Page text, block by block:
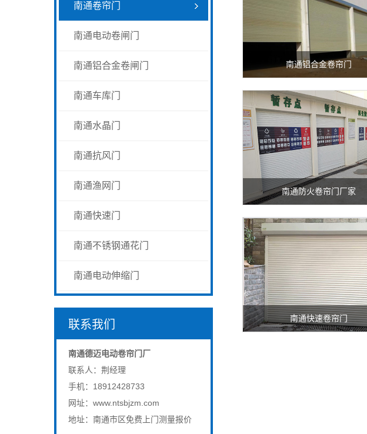
南通卷帘门
南通电动卷闸门
南通铝合金卷闸门
南通车库门
南通水晶门
南通抗风门
南通渔网门
南通快速门
南通不锈钢通花门
南通电动伸缩门
联系我们
南通德迈电动卷帘门厂
联系人：荆经理
手机：18912428733
网址：www.ntsbjzm.com
地址：南通市区免费上门测量报价
南通铝合金卷帘门
南通防火卷帘门厂家
南通快速卷帘门